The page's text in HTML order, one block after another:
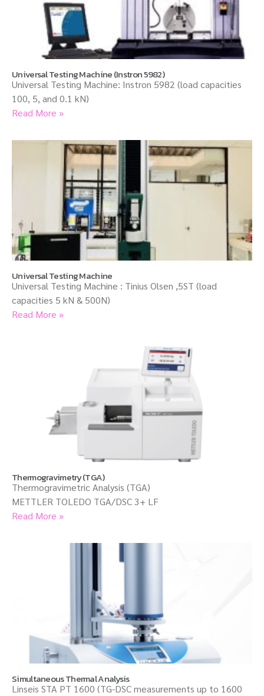
Universal Testing Machine (Instron 5982)
Universal Testing Machine: Instron 5982 (load capacities
100, 5, and 0.1 kN)
Read More »
Universal Testing Machine
Universal Testing Machine : Tinius Olsen ,5ST (load
capacities 5 kN & 500N)
Read More »
Thermogravimetry (TGA)
Thermogravimetric Analysis (TGA)
METTLER TOLEDO TGA/DSC 3+ LF
Read More »
Simultaneous Thermal Analysis
Linseis STA PT 1600 (TG-DSC measurements up to 1600